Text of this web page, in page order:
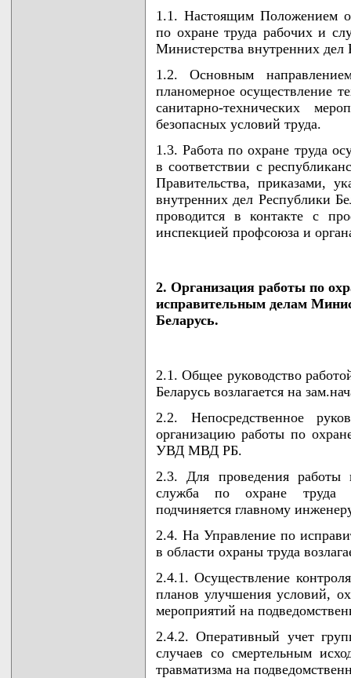
1.1. Настоящим Положением
по охране труда рабочих и
Министерства внутренних дел
1.2. Основным
планомерное осуществление
санитарно-технических
безопасных условий труда.
1.3. Работа по охране труда
в соответствии с
Правительства, приказами,
внутренних дел Республики
проводится в контакте с
инспекцией профсоюза и
2. Организация работы по
исправительным делам
Беларусь.
2.1. Общее руководство
Беларусь возлагается на
2.2. Непосредственное
организацию работы по
УВД МВД РБ.
2.3. Для проведения работы
служба по охране труда
подчиняется главному
2.4. На Управление по
в области охраны труда
2.4.1. Осуществление
планов улучшения условий,
мероприятий на
2.4.2. Оперативный учет
случаев со смертельным
травматизма на